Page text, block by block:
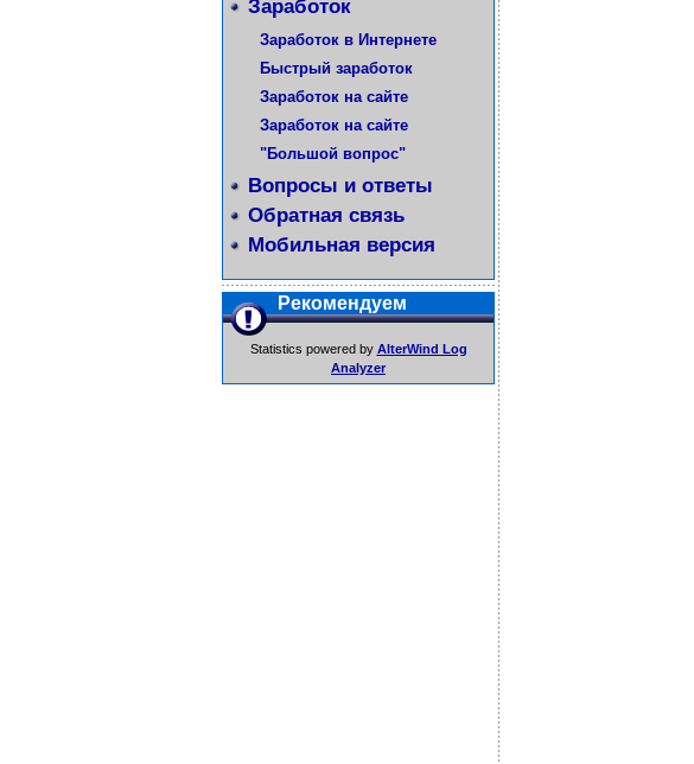
Заработок
Заработок в Интернете
Быстрый заработок
Заработок на сайте
Заработок на сайте
"Большой вопрос"
Вопросы и ответы
Обратная связь
Мобильная версия
Рекомендуем
Statistics powered by AlterWind Log
Analyzer